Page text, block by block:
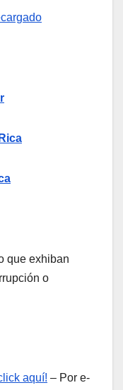
que exhiban
o
aquí! – Por e-